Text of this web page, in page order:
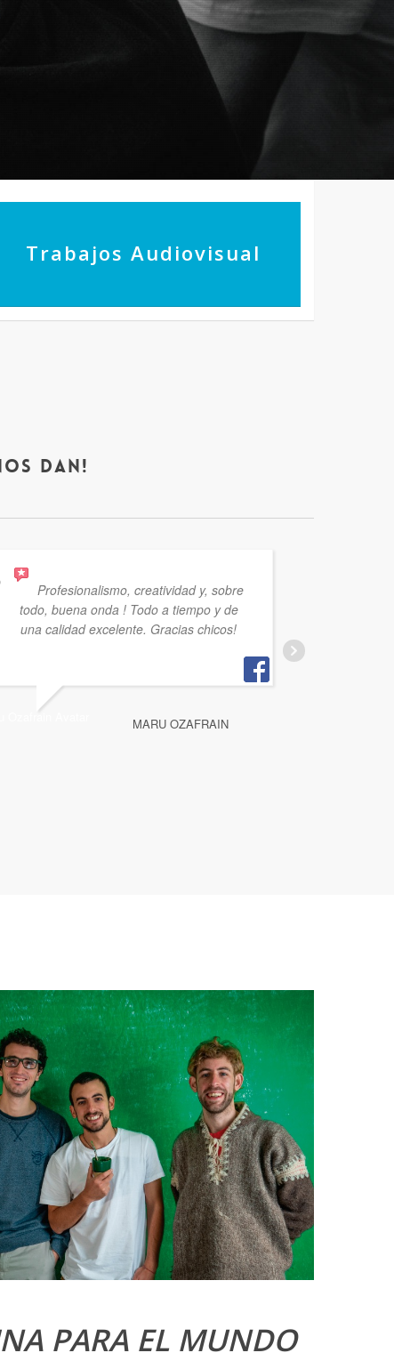
Trabajos Audiovisual
dan!
Profesionalismo, creatividad y, sobre
todo, buena onda ! Todo a tiempo y de
una calidad excelente. Gracias chicos!
MARU OZAFRAIN
PARA EL MUNDO